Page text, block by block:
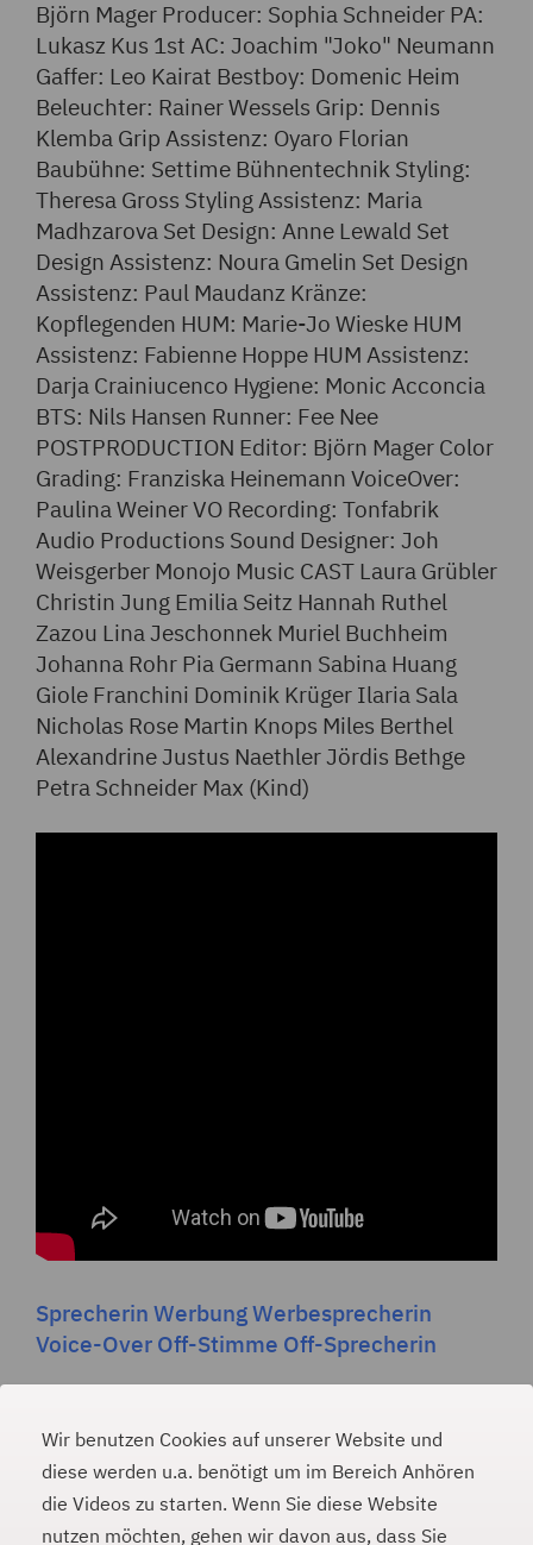
Björn Mager Producer: Sophia Schneider PA:
Lukasz Kus 1st AC: Joachim "Joko" Neumann
Gaffer: Leo Kairat Bestboy: Domenic Heim
Beleuchter: Rainer Wessels Grip: Dennis
Klemba Grip Assistenz: Oyaro Florian
Baubühne: Settime Bühnentechnik Styling:
Theresa Gross Styling Assistenz: Maria
Madhzarova Set Design: Anne Lewald Set
Design Assistenz: Noura Gmelin Set Design
Assistenz: Paul Maudanz Kränze:
Kopflegenden HUM: Marie-Jo Wieske HUM
Assistenz: Fabienne Hoppe HUM Assistenz:
Darja Crainiucenco Hygiene: Monic Acconcia
BTS: Nils Hansen Runner: Fee Nee
POSTPRODUCTION Editor: Björn Mager Color
Grading: Franziska Heinemann VoiceOver:
Paulina Weiner VO Recording: Tonfabrik
Audio Productions Sound Designer: Joh
Weisgerber Monojo Music CAST Laura Grübler
Christin Jung Emilia Seitz Hannah Ruthel
Zazou Lina Jeschonnek Muriel Buchheim
Johanna Rohr Pia Germann Sabina Huang
Giole Franchini Dominik Krüger Ilaria Sala
Nicholas Rose Martin Knops Miles Berthel
Alexandrine Justus Naethler Jördis Bethge
Petra Schneider Max (Kind)
Sprecherin Werbung Werbesprecherin
Voice-Over Off-Stimme Off-Sprecherin
PAULINA WEINER
Wir benutzen Cookies auf unserer Website und
diese werden u.a. benötigt um im Bereich Anhören
die Videos zu starten. Wenn Sie diese Website
nutzen möchten, gehen wir davon aus, dass Sie